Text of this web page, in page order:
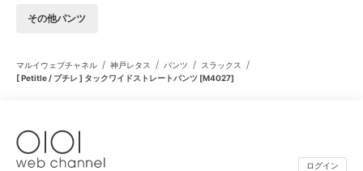
その他パンツ
マルイウェブチャネル / 神戸レタス / パンツ / スラックス /
[ Petitle / プチレ ] タックワイドストレートパンツ [M4027]
ログイン